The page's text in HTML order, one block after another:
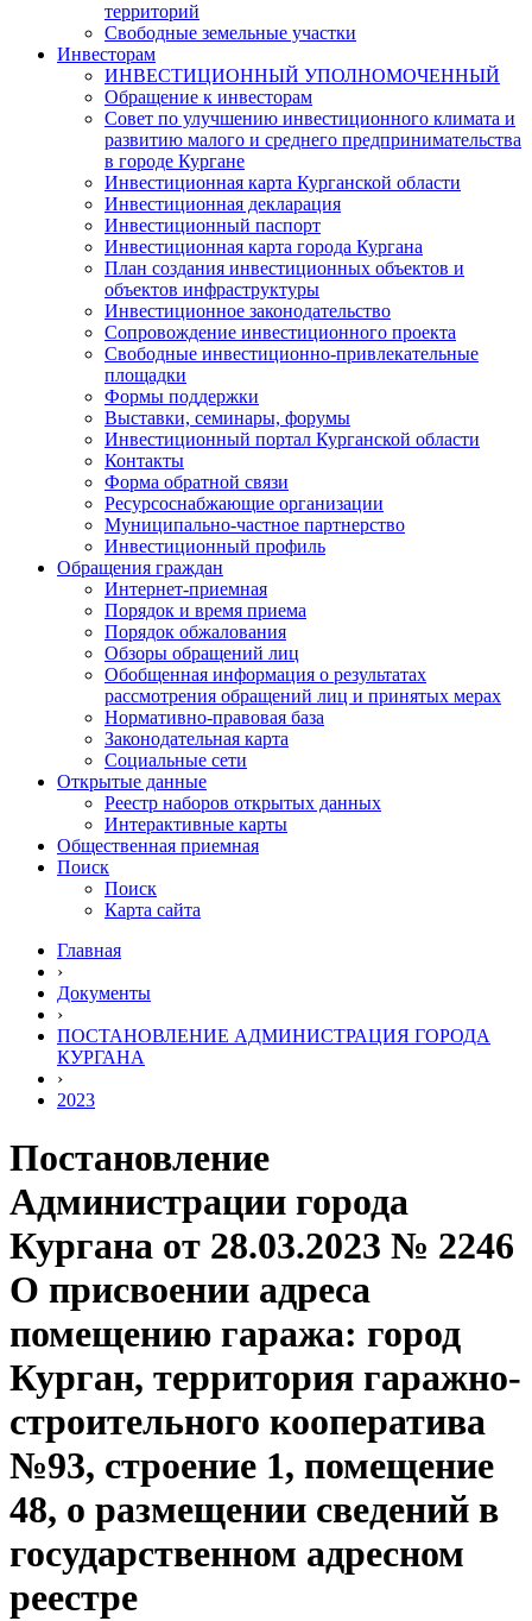
территорий
Свободные земельные участки
Инвесторам
ИНВЕСТИЦИОННЫЙ УПОЛНОМОЧЕННЫЙ
Обращение к инвесторам
Совет по улучшению инвестиционного климата и
развитию малого и среднего предпринимательства
в городе Кургане
Инвестиционная карта Курганской области
Инвестиционная декларация
Инвестиционный паспорт
Инвестиционная карта города Кургана
План создания инвестиционных объектов и
объектов инфраструктуры
Инвестиционное законодательство
Сопровождение инвестиционного проекта
Свободные инвестиционно-привлекательные
площадки
Формы поддержки
Выставки, семинары, форумы
Инвестиционный портал Курганской области
Контакты
Форма обратной связи
Ресурсоснабжающие организации
Муниципально-частное партнерство
Инвестиционный профиль
Обращения граждан
Интернет-приемная
Порядок и время приема
Порядок обжалования
Обзоры обращений лиц
Обобщенная информация о результатах
рассмотрения обращений лиц и принятых мерах
Нормативно-правовая база
Законодательная карта
Социальные сети
Открытые данные
Реестр наборов открытых данных
Интерактивные карты
Общественная приемная
Поиск
Поиск
Карта сайта
Главная
›
Документы
›
ПОСТАНОВЛЕНИЕ АДМИНИСТРАЦИЯ ГОРОДА
КУРГАНА
›
2023
Постановление
Администрации города
Кургана от 28.03.2023 № 2246
О присвоении адреса
помещению гаража: город
Курган, территория гаражно-
строительного кооператива
№93, строение 1, помещение
48, о размещении сведений в
государственном адресном
реестре